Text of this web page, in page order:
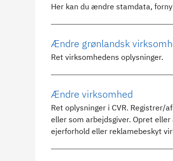
Her kan du ændre stamdata,
Ændre grønlandsk
Ret virksomhedens oplysninger.
Ændre virksomhed
Ret oplysninger i CVR.
eller som arbejdsgiver. Opret
ejerforhold eller reklamebeskyt